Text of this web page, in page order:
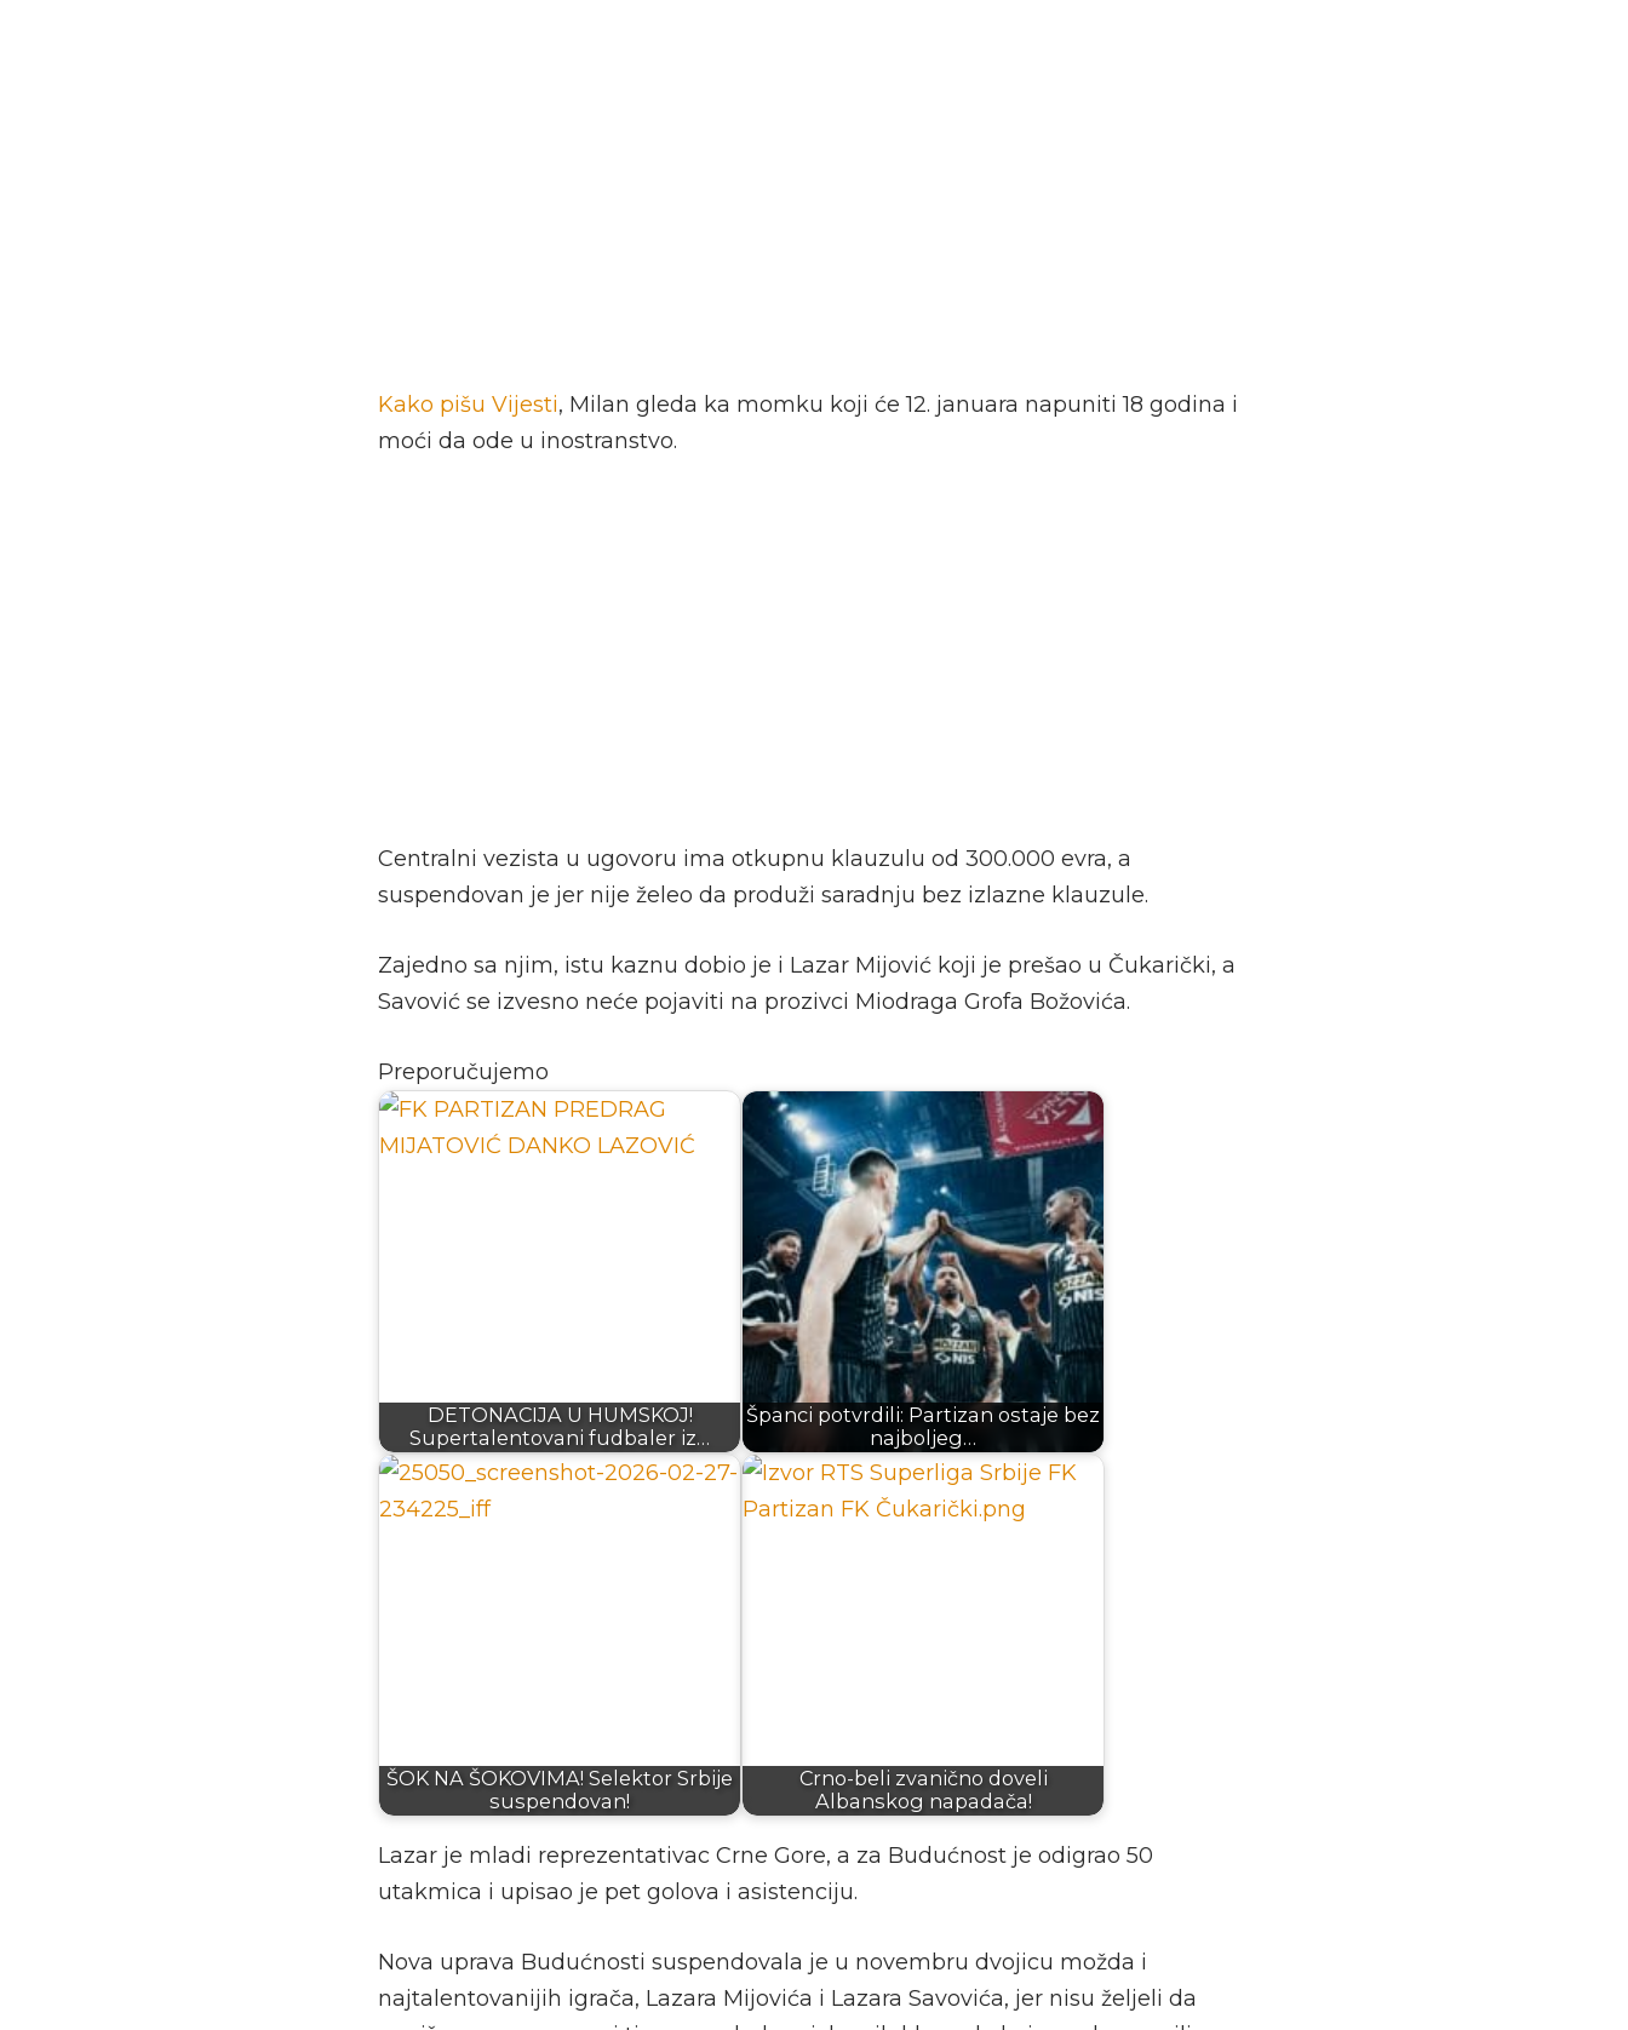
Kako pišu Vijesti, Milan gleda ka momku koji će 12. januara napuniti 18 godina i
moći da ode u inostranstvo.
Centralni vezista u ugovoru ima otkupnu klauzulu od 300.000 evra, a
suspendovan je jer nije želeo da produži saradnju bez izlazne klauzule.
Zajedno sa njim, istu kaznu dobio je i Lazar Mijović koji je prešao u Čukarički, a
Savović se izvesno neće pojaviti na prozivci Miodraga Grofa Božovića.
Preporučujemo
DETONACIJA U HUMSKOJ!
Supertalentovani fudbaler iz…
Španci potvrdili: Partizan ostaje bez
najboljeg…
ŠOK NA ŠOKOVIMA! Selektor Srbije
suspendovan!
Crno-beli zvanično doveli
Albanskog napadača!
Lazar je mladi reprezentativac Crne Gore, a za Budućnost je odigrao 50
utakmica i upisao je pet golova i asistenciju.
Nova uprava Budućnosti suspendovala je u novembru dvojicu možda i
najtalentovanijih igrača, Lazara Mijovića i Lazara Savovića, jer nisu željeli da